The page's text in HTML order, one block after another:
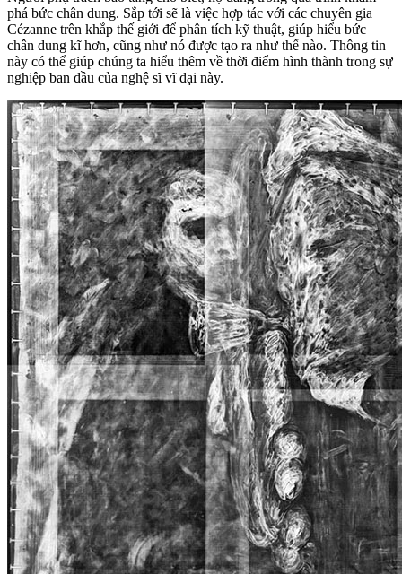
phá bức chân dung. Sắp tới sẽ là việc hợp tác với các chuyên gia
Cézanne trên khắp thế giới để phân tích kỹ thuật, giúp hiểu bức
chân dung kĩ hơn, cũng như nó được tạo ra như thế nào. Thông tin
này có thể giúp chúng ta hiểu thêm về thời điểm hình thành trong sự
nghiệp ban đầu của nghệ sĩ vĩ đại này.